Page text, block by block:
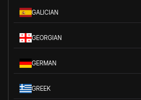
GALICIAN
GEORGIAN
GERMAN
GREEK